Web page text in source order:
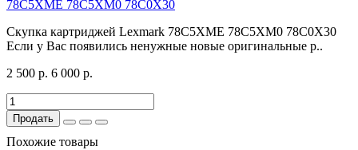
78C5XME 78C5XM0 78C0X30
Скупка картриджей Lexmark 78C5XME 78C5XM0 78C0X30
Если у Вас появились ненужные новые оригинальные р..
2 500 р. 6 000 р.
Продать
Похожие товары